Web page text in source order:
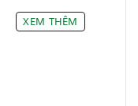
XEM THÊM